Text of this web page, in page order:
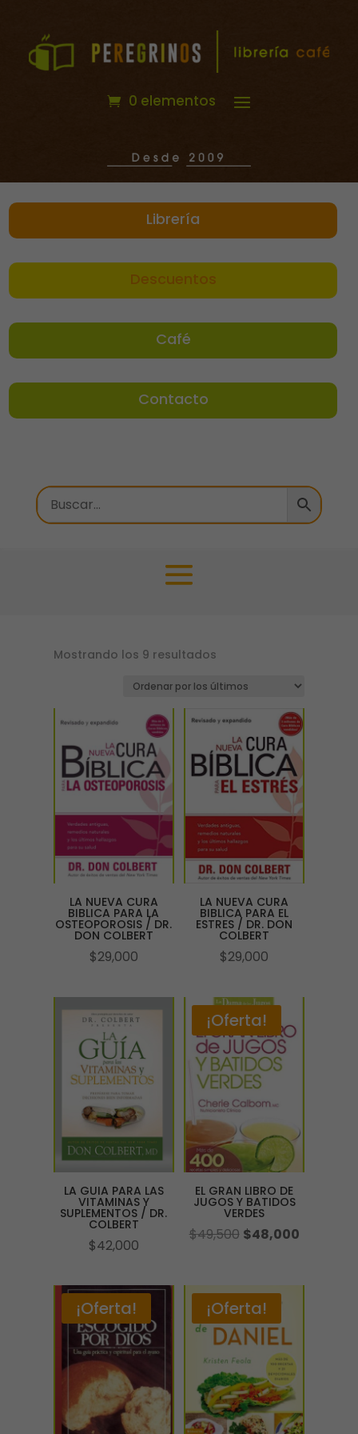
0 elementos
Librería
Descuentos
Café
Contacto
Mostrando los 9 resultados
los
LA NUEVA CURA
BIBLICA PARA LA
OSTEOPOROSIS / DR.
DON COLBERT
$29,000
LA NUEVA CURA
BIBLICA PARA EL
ESTRES / DR. DON
COLBERT
$29,000
LA GUIA PARA LAS
VITAMINAS Y
SUPLEMENTOS / DR.
COLBERT
$42,000
¡Oferta!
EL GRAN LIBRO DE
JUGOS Y BATIDOS
VERDES
$49,500 El
era:
$49,500.
$48,000El
¡Oferta! ¡Oferta!